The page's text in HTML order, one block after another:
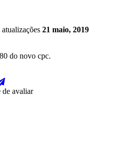
21 maio, 2019
do novo cpc.
de avaliar